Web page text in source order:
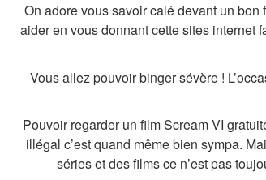
On adore vous savoir calé devant un
aider en vous donnant cette sites internet
Vous allez pouvoir binger sévère !
Pouvoir regarder un film Scream VI
illégal c’est quand même bien sympa.
séries et des films ce n’est pas